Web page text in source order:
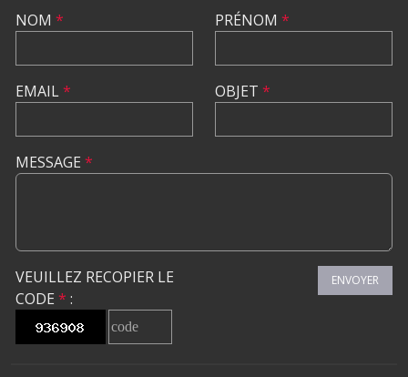
NOM *
EMAIL*
PRÉNOM *
OBJET *
MESSAGE *
VEUILLEZ RECOPIER LE
CODE * :
ENVOYER